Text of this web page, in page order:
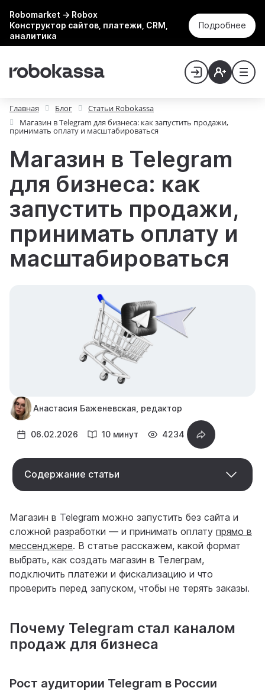
Robomarket → Robox
Конструктор сайтов, платежи, CRM,
аналитика
Подробнее
Главная Блог
Статьи Robokassa
Магазин в Telegram для бизнеса: как запустить продажи,
принимать оплату и масштабироваться
Магазин в Telegram
для бизнеса: как
запустить продажи,
принимать оплату и
масштабироваться
Анастасия Баженевская, редактор
06.02.2026 10 минут 4234
Содержание статьи
Магазин в Telegram можно запустить без сайта и
сложной разработки — и принимать оплату прямо в
мессенджере. В статье расскажем, какой формат
выбрать, как создать магазин в Телеграм,
подключить платежи и фискализацию и что
проверить перед запуском, чтобы не терять заказы.
Почему Telegram стал каналом
продаж для бизнеса
Рост аудитории Telegram в России